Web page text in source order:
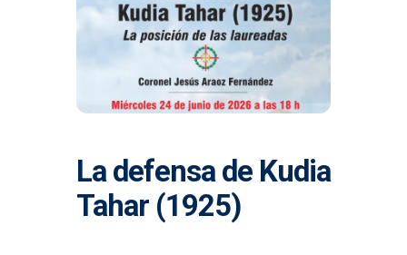
La defensa de Kudia
Tahar (1925)